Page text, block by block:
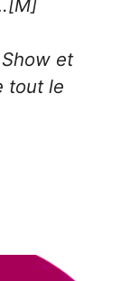
et
tout le